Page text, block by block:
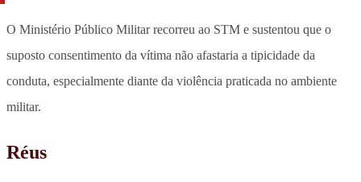
O Ministério Público Militar recorreu ao STM e sustentou que o
suposto consentimento da vítima não afastaria a tipicidade da
conduta, especialmente diante da violência praticada no ambiente
militar.
Réus